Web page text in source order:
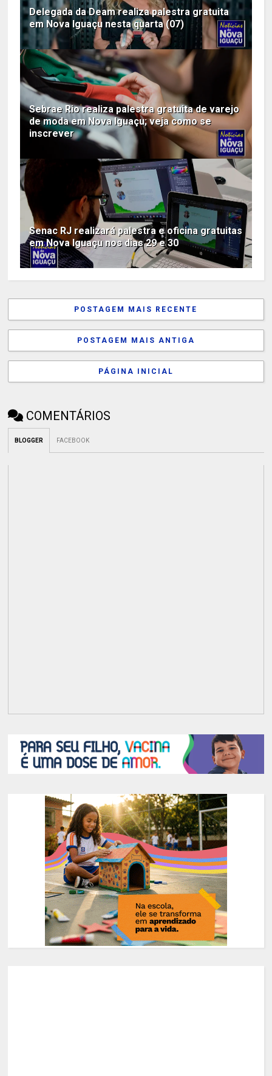
Delegada da Deam realiza palestra gratuita
em Nova Iguaçu nesta quarta (07)
Sebrae Rio realiza palestra gratuita de varejo
de moda em Nova Iguaçu; veja como se
inscrever
Senac RJ realizará palestra e oficina gratuitas
em Nova Iguaçu nos dias 29 e 30
POSTAGEM MAIS RECENTE
POSTAGEM MAIS ANTIGA
PÁGINA INICIAL
COMENTÁRIOS
BLOGGER FACEBOOK